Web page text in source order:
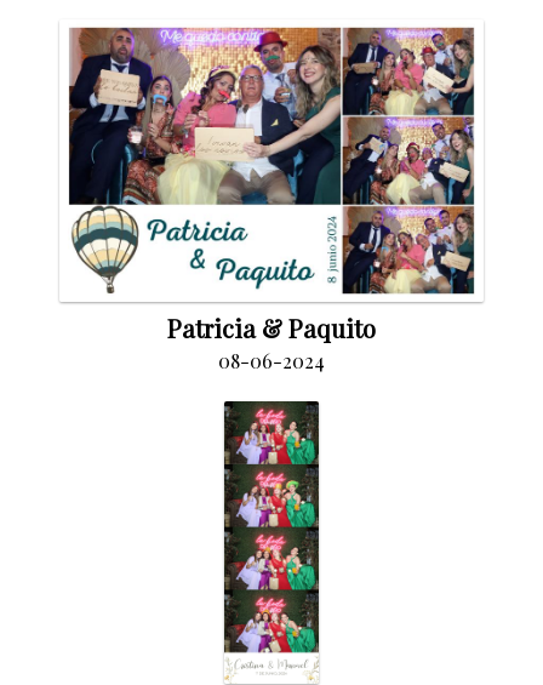
Patricia & Paquito
08-06-2024